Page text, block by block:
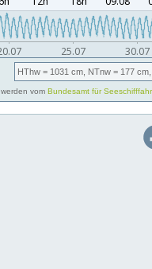
HThw = 1031 cm, NTnw = 177 cm,
werden vom Bundesamt für